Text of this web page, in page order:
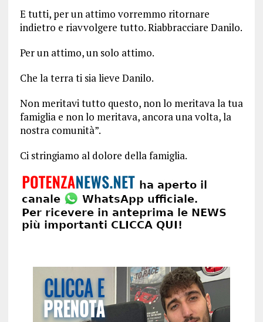
E tutti, per un attimo vorremmo ritornare
indietro e riavvolgere tutto. Riabbracciare Danilo.
Per un attimo, un solo attimo.
Che la terra ti sia lieve Danilo.
Non meritavi tutto questo, non lo meritava la tua
famiglia e non lo meritava, ancora una volta, la
nostra comunità”.
Ci stringiamo al dolore della famiglia.